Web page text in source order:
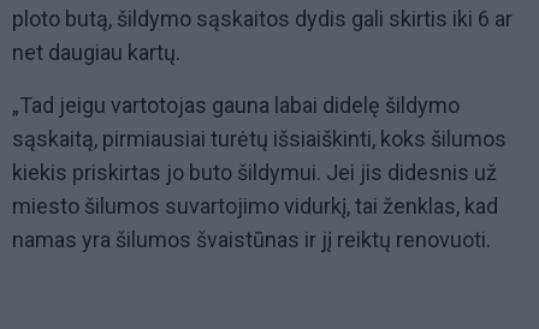
ploto butą, šildymo sąskaitos dydis gali skirtis iki 6 ar
net daugiau kartų.
„Tad jeigu vartotojas gauna labai didelę šildymo
sąskaitą, pirmiausiai turėtų išsiaiškinti, koks šilumos
kiekis priskirtas jo buto šildymui. Jei jis didesnis už
miesto šilumos suvartojimo vidurkį, tai ženklas, kad
namas yra šilumos švaistūnas ir jį reiktų renovuoti.